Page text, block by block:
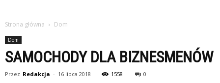
Strona główna Dom
Dom
SAMOCHODY DLA BIZNESMENÓW
Przez Redakcja - 16 lipca 2018 1558 0